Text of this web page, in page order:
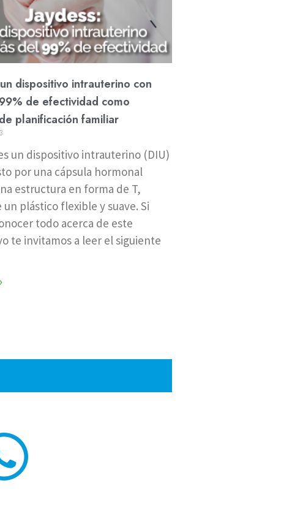
dispositivo intrauterino con
de efectividad como
planificación familiar
un dispositivo intrauterino (DIU)
por una cápsula hormonal
estructura en forma de T,
un plástico flexible y suave. Si
todo acerca de este
te invitamos a leer el siguiente